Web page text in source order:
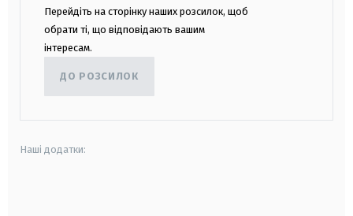
Перейдіть на сторінку наших розсилок, щоб
обрати ті, що відповідають вашим
інтересам.
ДО РОЗСИЛОК
Наші додатки: